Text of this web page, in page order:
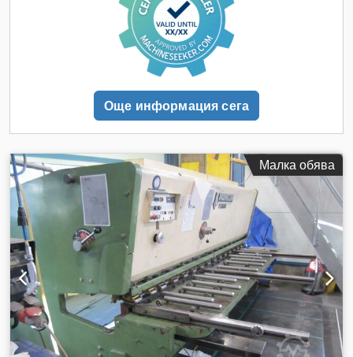
Още информация сега
Малка обява